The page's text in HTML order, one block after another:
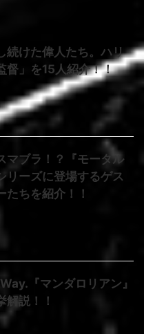
続けた偉人たち。ハリ
督」を15人紹介！！
マブラ！？『モータル
リーズに登場するゲス
たちを紹介！！
『マンダロリアン』
解説！！